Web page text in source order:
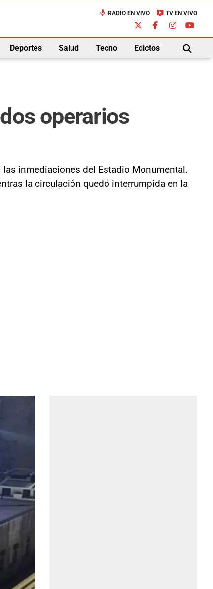
mic RADIO EN VIVO live_tv TV EN VIVO
Deportes Salud Tecno Edictos
BUSCAR
operarios
las inmediaciones del Estadio Monumental.
la circulación quedó interrumpida en la